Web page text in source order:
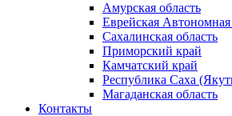
Амурская область
Еврейская
Сахалинская область
Приморский край
Камчатский край
Республика Саха
Магаданская область
Контакты